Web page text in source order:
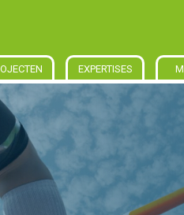
EXPERTISES